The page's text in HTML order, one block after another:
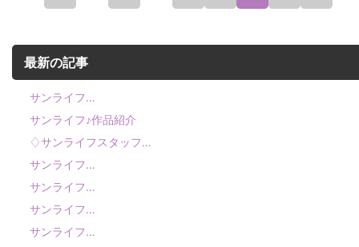
最新の記事
サンライフ…
サンライフ♪作品紹介
♢サンライフスタッフ…
サンライフ…
サンライフ…
サンライフ…
サンライフ…